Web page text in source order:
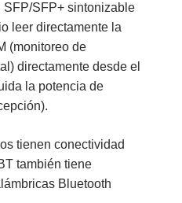
SFP/SFP+ sintonizable
leer directamente la
(monitoreo de
directamente desde el
la potencia de
tienen conectividad
también tiene
Bluetooth